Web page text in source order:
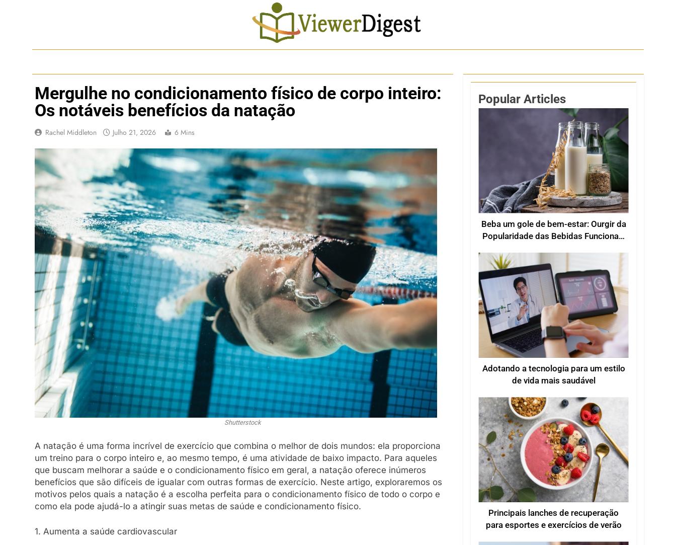
Mergulhe no condicionamento físico de corpo inteiro:
Os notáveis benefícios da natação
Rachel Middleton Julho 21, 2026 6 Mins
Shutterstock
A natação é uma forma incrível de exercício que combina o melhor de dois mundos: ela proporciona
um treino para o corpo inteiro e, ao mesmo tempo, é uma atividade de baixo impacto. Para aqueles
que buscam melhorar a saúde e o condicionamento físico em geral, a natação oferece inúmeros
benefícios que são difíceis de igualar com outras formas de exercício. Neste artigo, exploraremos os
motivos pelos quais a natação é a escolha perfeita para o condicionamento físico de todo o corpo e
como ela pode ajudá-lo a atingir suas metas de saúde e condicionamento físico.
1. Aumenta a saúde cardiovascular
Popular Articles
Beba um gole de bem-estar: Ourgir da
Popularidade das Bebidas Funcionais
Adotando a tecnologia para um estilo
de vida mais saudável
Principais lanches de recuperação
para esportes e exercícios de verão